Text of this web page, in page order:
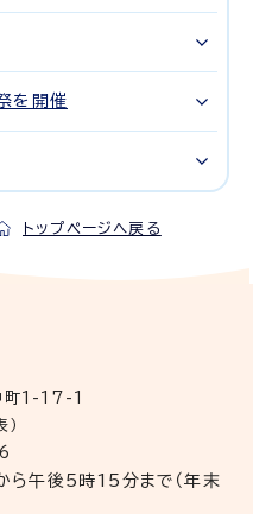
を開催
トップページへ戻る
1-17-1
ら午後5時15分まで（年末